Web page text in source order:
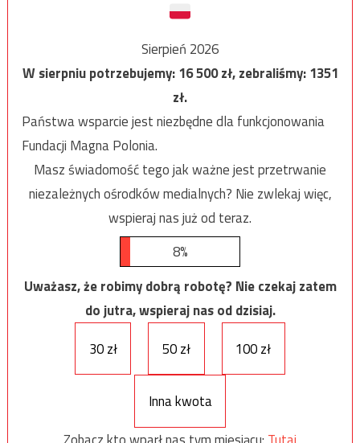
Sierpień 2026
W sierpniu potrzebujemy:16 500zł, zebraliśmy:1351
zł.
Państwa wsparcie jest niezbędne dla funkcjonowania
Fundacji Magna Polonia.
Masz świadomość tego jak ważne jest przetrwanie
niezależnych ośrodków medialnych? Nie zwlekaj więc,
wspieraj nas już od teraz.
8%
Uważasz, że robimy dobrą robotę? Nie czekaj zatem
do jutra, wspieraj nas od dzisiaj.
30 zł
50 zł 100 zł
Inna kwota